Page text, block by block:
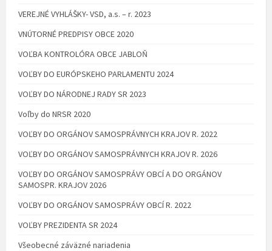
VEREJNÉ VYHLÁŠKY- VSD, a.s. – r. 2023
VNÚTORNÉ PREDPISY OBCE 2020
VOĽBA KONTROLÓRA OBCE JABLOŇ
VOĽBY DO EURÓPSKEHO PARLAMENTU 2024
VOĽBY DO NÁRODNEJ RADY SR 2023
Voľby do NRSR 2020
VOĽBY DO ORGÁNOV SAMOSPRÁVNYCH KRAJOV R. 2022
VOĽBY DO ORGÁNOV SAMOSPRÁVNYCH KRAJOV R. 2026
VOĽBY DO ORGÁNOV SAMOSPRÁVY OBCÍ A DO ORGÁNOV
SAMOSPR. KRAJOV 2026
VOĽBY DO ORGÁNOV SAMOSPRÁVY OBCÍ R. 2022
VOĽBY PREZIDENTA SR 2024
Všeobecné záväzné nariadenia